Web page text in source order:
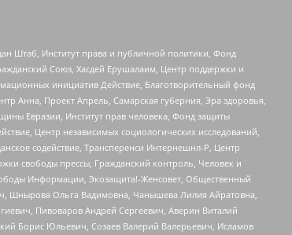
Штаб, Институт права и публичной политики, Фонд
Союз, Хасдей Ерушалаим, Центр поддержки и
инициатив Действие, Благотворительный фонд
Анна, Проект Апрель, Самарская губерния, Эра здоровья,
Евразии, Институт прав человека, Фонд защиты
Центр независимых социологических исследований,
содействие, Трансперенси Интернешнл-Р, Центр
свободы прессы, Гражданский контроль, Человек и
Информации, Экозащита!-Женсовет, Общественный
Шнырова Ольга Вадимовна, Чанышева Лилия Айратовна,
Пивоваров Андрей Сергеевич, Аверин Виталий
Борис Юльевич, Созаев Валерий Валерьевич, Исламов